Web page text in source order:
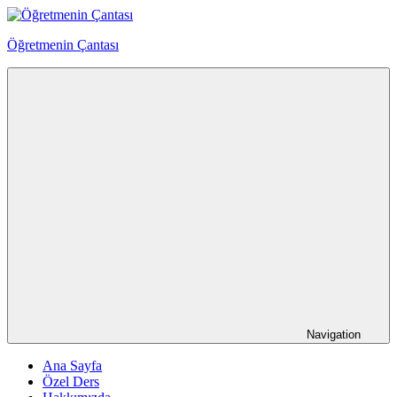
Skip
content
Öğretmenin Çantası
Navigation
Ana Sayfa
Özel Ders